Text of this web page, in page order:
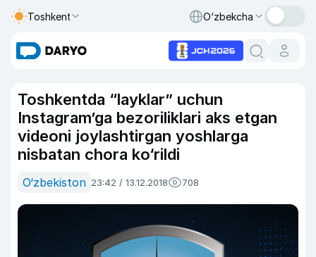
Toshkent O‘zbekcha
Toshkentda “layklar” uchun
Instagram’ga bezoriliklari aks etgan
videoni joylashtirgan yoshlarga
nisbatan chora ko‘rildi
O‘zbekiston 23:42 / 13.12.2018 708